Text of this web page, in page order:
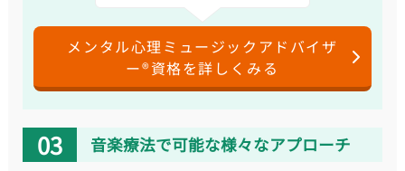
メンタル心理ミュージックアドバイザ
ー®資格を詳しくみる
音楽療法で可能な様々なアプローチ